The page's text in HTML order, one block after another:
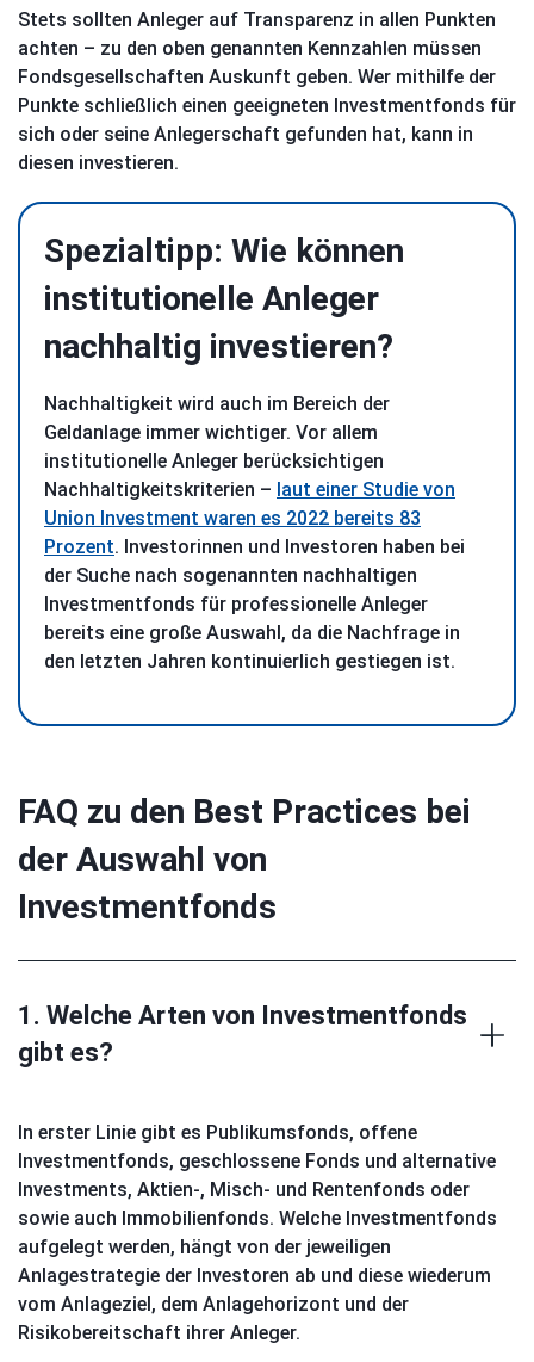
Stets sollten Anleger auf Transparenz in allen Punkten
achten – zu den oben genannten Kennzahlen müssen
Fondsgesellschaften Auskunft geben. Wer mithilfe der
Punkte schließlich einen geeigneten Investmentfonds für
sich oder seine Anlegerschaft gefunden hat, kann in
diesen investieren.
Spezialtipp: Wie können
institutionelle Anleger
nachhaltig investieren?
Nachhaltigkeit wird auch im Bereich der
Geldanlage immer wichtiger. Vor allem
institutionelle Anleger berücksichtigen
Nachhaltigkeitskriterien – laut einer Studie von
Union Investment waren es 2022 bereits 83
Prozent. Investorinnen und Investoren haben bei
der Suche nach sogenannten nachhaltigen
Investmentfonds für professionelle Anleger
bereits eine große Auswahl, da die Nachfrage in
den letzten Jahren kontinuierlich gestiegen ist.
FAQ zu den Best Practices bei
der Auswahl von
Investmentfonds
1. Welche Arten von Investmentfonds
gibt es?
In erster Linie gibt es Publikumsfonds, offene
Investmentfonds, geschlossene Fonds und alternative
Investments, Aktien-, Misch- und Rentenfonds oder
sowie auch Immobilienfonds. Welche Investmentfonds
aufgelegt werden, hängt von der jeweiligen
Anlagestrategie der Investoren ab und diese wiederum
vom Anlageziel, dem Anlagehorizont und der
Risikobereitschaft ihrer Anleger.